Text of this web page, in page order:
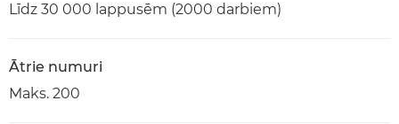
Līdz 30 000 lappusēm (2000 darbiem)
Ātrie numuri
Maks. 200